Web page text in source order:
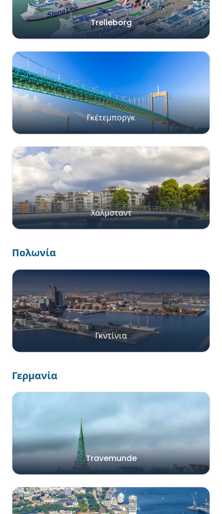
Trelleborg
Γκέτεμποργκ
Χάλμσταντ
Πολωνία
Γκντίνια
Γερμανία
Travemunde